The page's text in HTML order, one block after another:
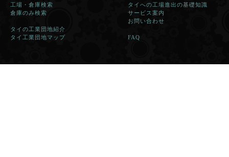
工場・倉庫検索
倉庫のみ検索
タイの工業団地紹介
タイ工業団地マップ
タイへの工場進出の基礎知識
サービス案内
お問い合わせ
FAQ